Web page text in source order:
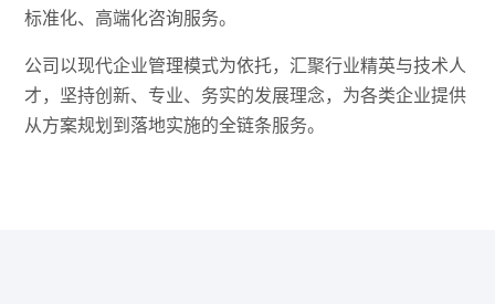
标准化、高端化咨询服务。
公司以现代企业管理模式为依托，汇聚行业精英与技术人
才，坚持创新、专业、务实的发展理念，为各类企业提供
从方案规划到落地实施的全链条服务。